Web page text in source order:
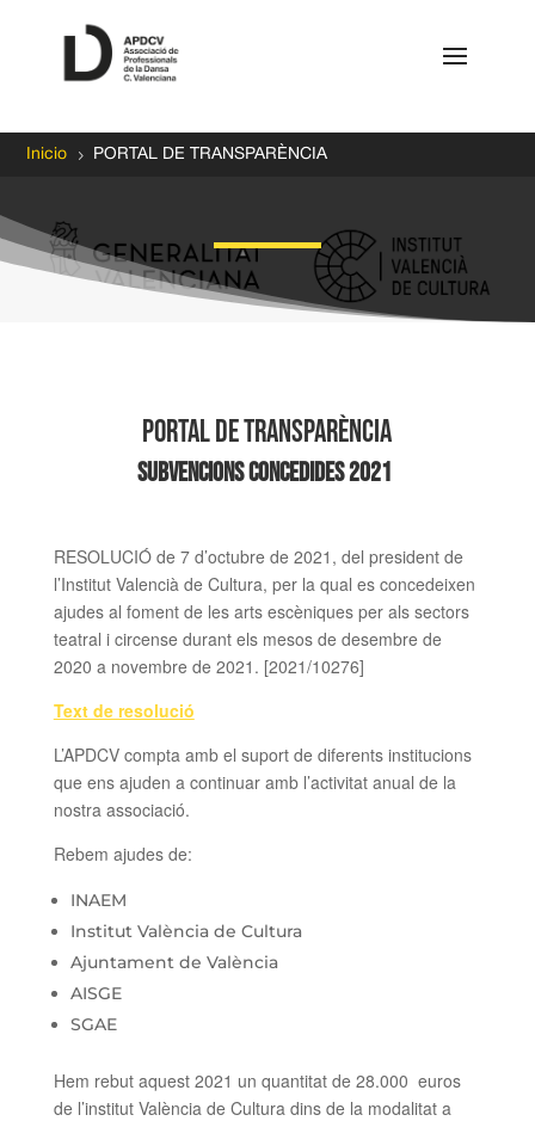
Inicio 5 PORTAL DE TRANSPARÈNCIA
PORTAL DE TRANSPARÈNCIA
SUBVENCIONS CONCEDIDES 2021
RESOLUCIÓ de 7 d’octubre de 2021, del president de
l’Institut Valencià de Cultura, per la qual es concedeixen
ajudes al foment de les arts escèniques per als sectors
teatral i circense durant els mesos de desembre de
2020 a novembre de 2021. [2021/10276]
Text de resolució
L’APDCV compta amb el suport de diferents institucions
que ens ajuden a continuar amb l’activitat anual de la
nostra associació.
Rebem ajudes de:
INAEM
Institut València de Cultura
Ajuntament de València
AISGE
SGAE
Hem rebut aquest 2021 un quantitat de 28.000 euros
de l’institut València de Cultura dins de la modalitat a